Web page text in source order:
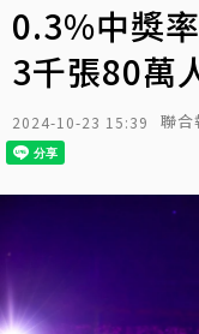
0.3%中獎
3千張80萬
2024-10-23 15:39 聯合